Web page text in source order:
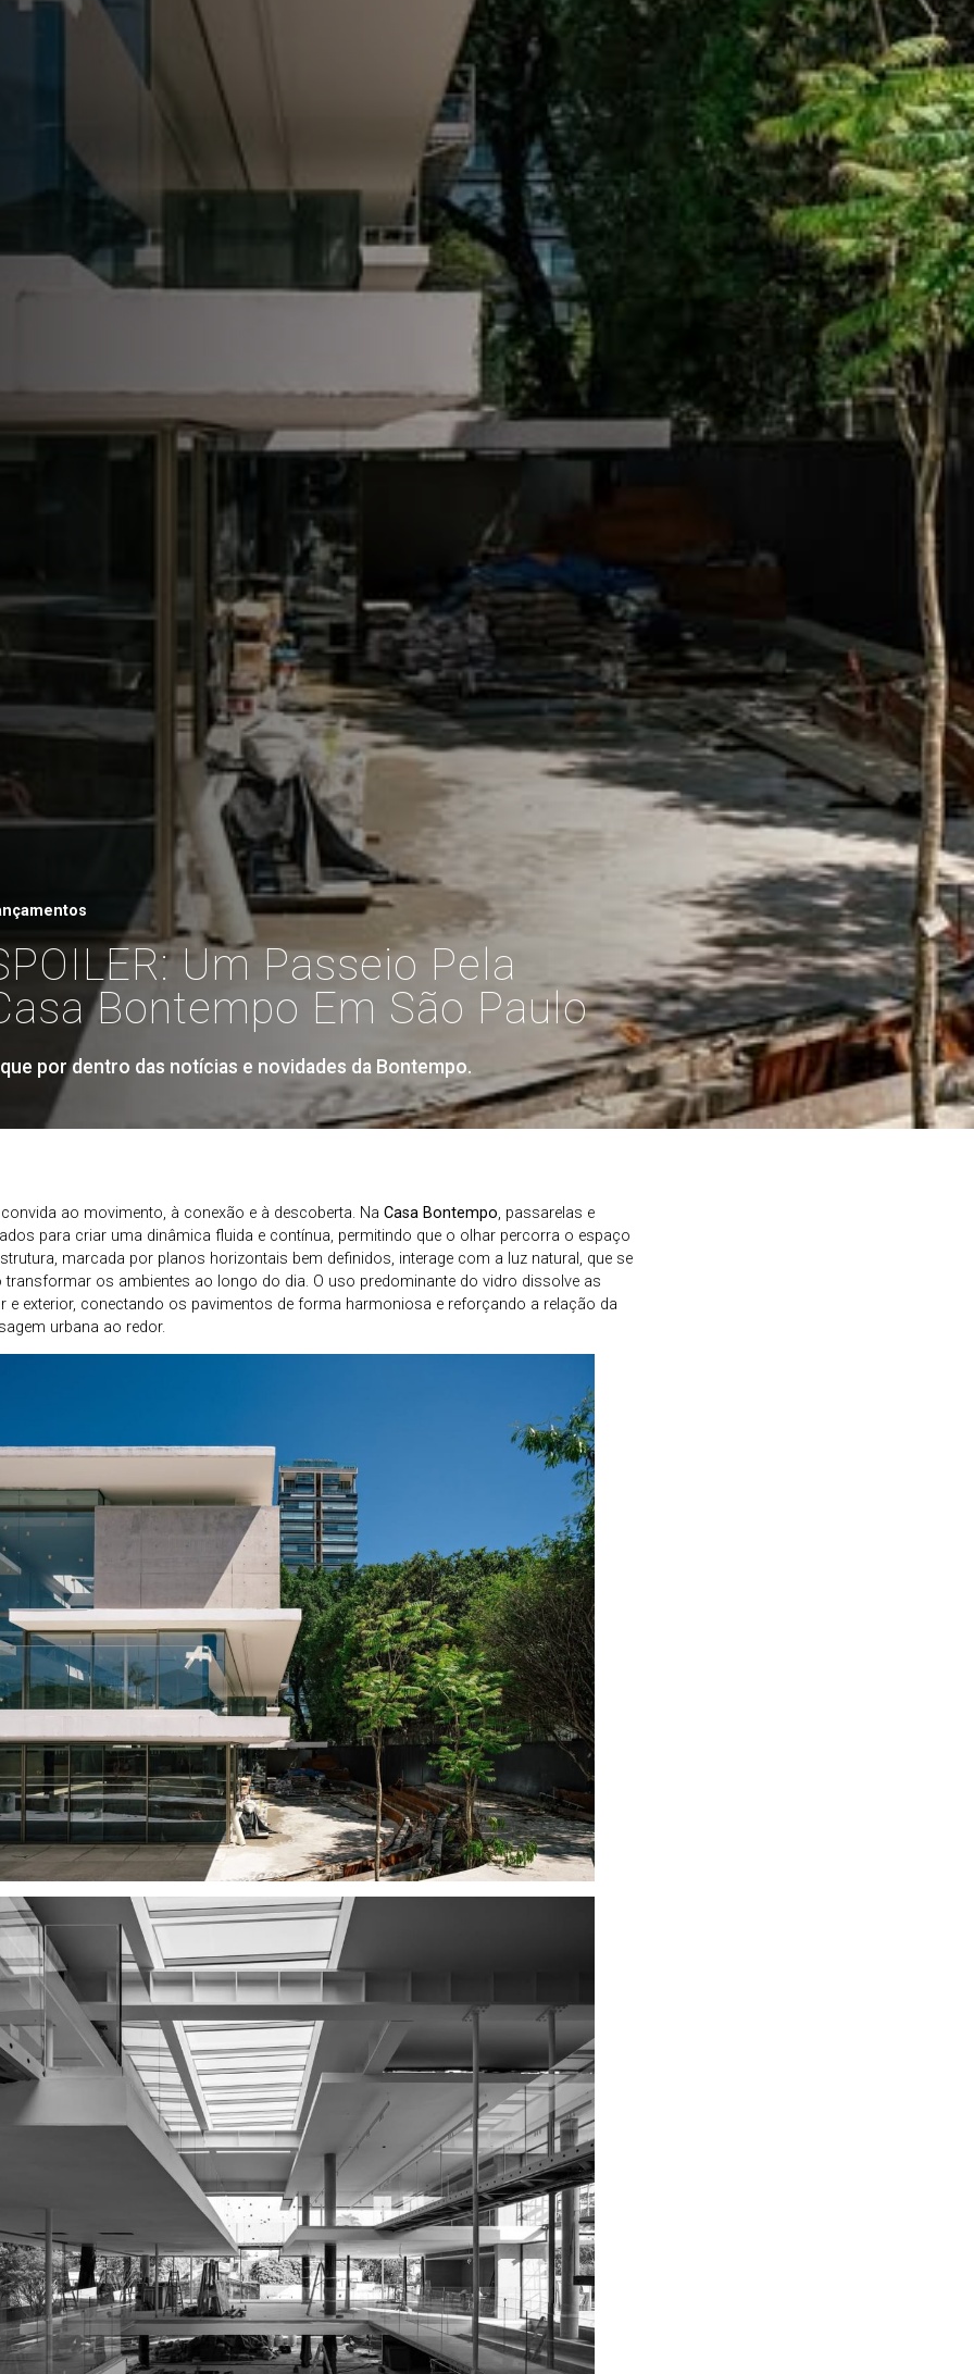
Um Passeio Pela
Bontempo Em São Paulo
por dentro das notícias e novidades da Bontempo.
ao movimento, à conexão e à descoberta. NaCasa Bontempo, passarelas e
para criar uma dinâmica fluida e contínua, permitindo que o olhar percorra o espaço
marcada por planos horizontais bem definidos, interage com a luz natural, que se
os ambientes ao longo do dia. O uso predominante do vidro dissolve as
e exterior, conectando os pavimentos de forma harmoniosa e reforçando a relação da
urbana ao redor.